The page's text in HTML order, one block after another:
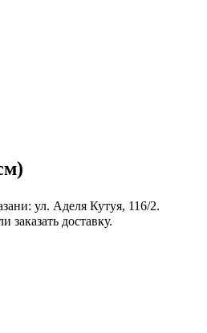
ул. Аделя Кутуя, 116/2.
доставку.